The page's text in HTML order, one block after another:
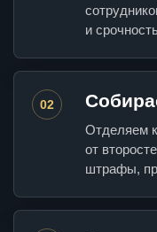
и
02
Отделяем
от
штрафы,